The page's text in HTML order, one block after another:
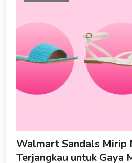
Walmart Sandals Mirip
Terjangkau untuk Gaya